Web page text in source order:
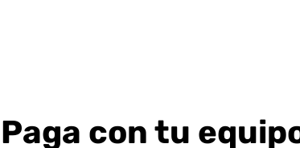
Paga con tu